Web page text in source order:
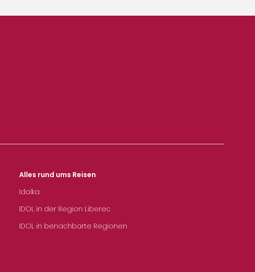
Alles rund ums Reisen
Idolka
IDOL in der Region Liberec
IDOL in benachbarte Regionen